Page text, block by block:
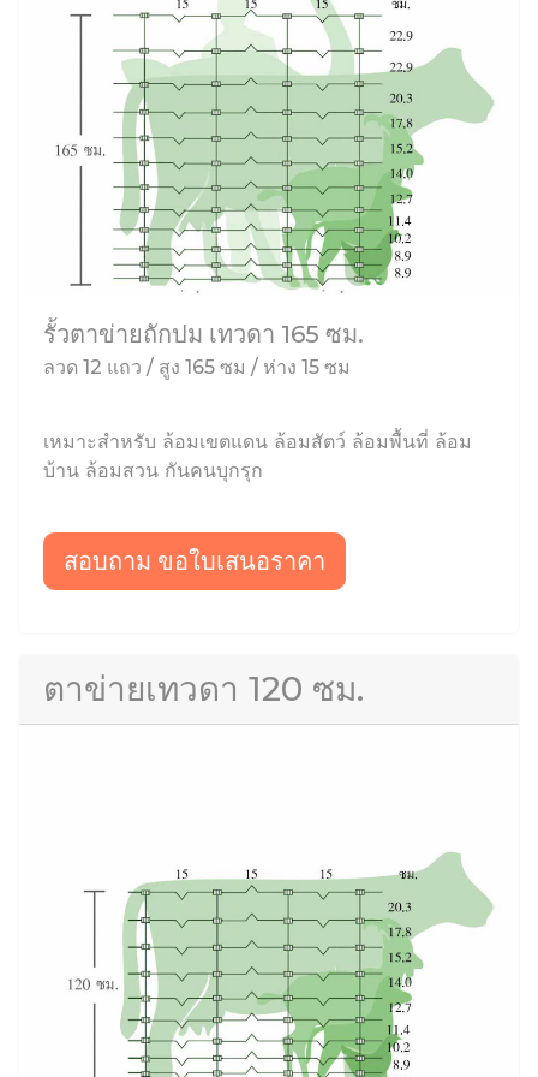
รั้วตาข่ายถักปม เทวดา 165 ซม.
ลวด 12 แถว / สูง 165 ซม / ห่าง 15 ซม
เหมาะสำหรับ ล้อมเขตแดน ล้อมสัตว์ ล้อมพื้นที่ ล้อม
บ้าน ล้อมสวน กันคนบุกรุก
สอบถาม ขอใบเสนอราคา
ตาข่ายเทวดา 120 ซม.